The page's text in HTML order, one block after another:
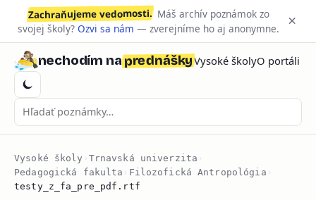
Zachraňujeme vedomosti. Máš archív poznámok zo
svojej školy? Ozvi sa nám — zverejníme ho aj anonymne. ×
nechodím naprednáškyVysoké školyO portáli
Vysoké školy › Trnavská univerzita ›
Pedagogická fakulta › Filozofická Antropológia ›
testy_z_fa_pre_pdf.rtf